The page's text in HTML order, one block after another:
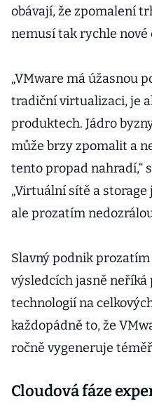
obávají, že zpomalení
nemusí tak rychle nové
„VMware má úžasnou
tradiční virtualizaci, je
produktech. Jádro
může brzy zpomalit a
tento propad nahradí,“
„Virtuální sítě a
ale prozatím
Slavný podnik
výsledcích jasně
technologií na
každopádně to, že
ročně vygeneruje
Cloudová fáze